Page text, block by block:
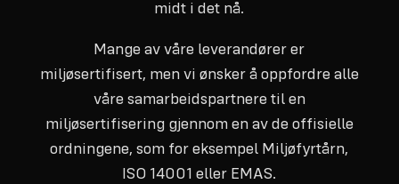
midt i det nå.
Mange av våre leverandører er
miljøsertifisert, men vi ønsker å oppfordre alle
våre samarbeidspartnere til en
miljøsertifisering gjennom en av de offisielle
ordningene, som for eksempel Miljøfyrtårn,
ISO 14001 eller EMAS.